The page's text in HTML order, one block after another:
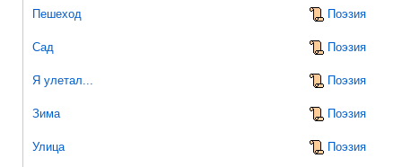
Пешеход Поэзия
Сад Поэзия
Я улетал... Поэзия
Зима Поэзия
Улица Поэзия